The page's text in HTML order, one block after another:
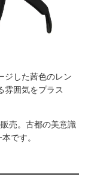
ジした茜色のレン
雰囲気をプラス
売。古都の美意識
です。